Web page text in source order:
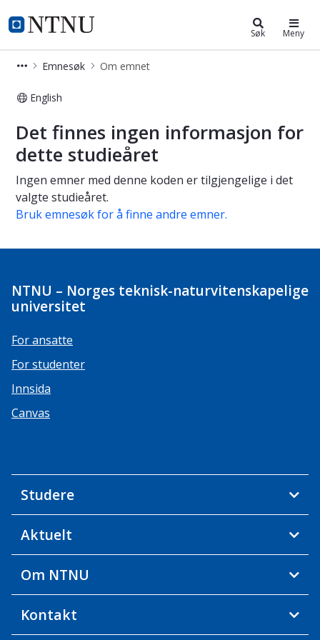
NTNU Hjemmeside
Studier Søk Meny
Emnesøk Om emnet
English
Om emnet
Det finnes ingen informasjon for
dette studieåret
Ingen emner med denne koden er tilgjengelige i det
valgte studieåret.
Bruk emnesøk for å finne andre emner.
NTNU – Norges teknisk-naturvitenskapelige
universitet
For ansatte
For studenter
Innsida
Canvas
Studere
Aktuelt
Om NTNU
Kontakt